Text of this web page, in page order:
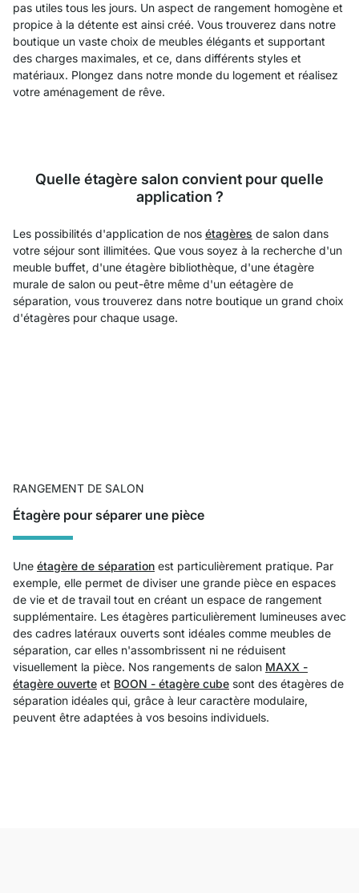
pas utiles tous les jours. Un aspect de rangement homogène et
propice à la détente est ainsi créé. Vous trouverez dans notre
boutique un vaste choix de meubles élégants et supportant
des charges maximales, et ce, dans différents styles et
matériaux. Plongez dans notre monde du logement et réalisez
votre aménagement de rêve.
Quelle étagère salon convient pour quelle
application ?
Les possibilités d'application de nos étagères de salon dans
votre séjour sont illimitées. Que vous soyez à la recherche d'un
meuble buffet, d'une étagère bibliothèque, d'une étagère
murale de salon ou peut-être même d'un eétagère de
séparation, vous trouverez dans notre boutique un grand choix
d'étagères pour chaque usage.
RANGEMENT DE SALON
Étagère pour séparer une pièce
Une étagère de séparation est particulièrement pratique. Par
exemple, elle permet de diviser une grande pièce en espaces
de vie et de travail tout en créant un espace de rangement
supplémentaire. Les étagères particulièrement lumineuses avec
des cadres latéraux ouverts sont idéales comme meubles de
séparation, car elles n'assombrissent ni ne réduisent
visuellement la pièce. Nos rangements de salon MAXX -
étagère ouverte et BOON - étagère cube sont des étagères de
séparation idéales qui, grâce à leur caractère modulaire,
peuvent être adaptées à vos besoins individuels.